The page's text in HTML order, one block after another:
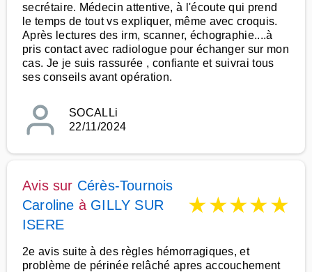
secrétaire. Médecin attentive, à l'écoute qui prend
le temps de tout vs expliquer, même avec croquis.
Après lectures des irm, scanner, échographie....à
pris contact avec radiologue pour échanger sur mon
cas. Je je suis rassurée , confiante et suivrai tous
ses conseils avant opération.
SOCALLi
22/11/2024
Avis sur Cérès-Tournois
Caroline à GILLY SUR
ISERE
★★★★★
2e avis suite à des règles hémorragiques, et
problème de périnée relâché apres accouchement